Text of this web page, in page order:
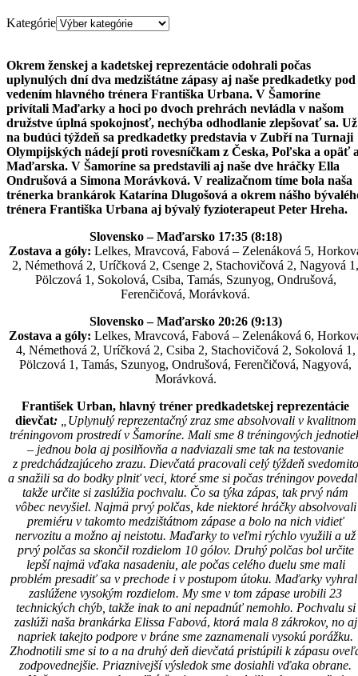
Kategórie
Okrem ženskej a kadetskej reprezentácie odohrali počas
uplynulých dní dva medzištátne zápasy aj naše predkadetky pod
vedením hlavného trénera Františka Urbana. V Šamoríne
privítali Maďarky a hoci po dvoch prehrách nevládla v našom
družstve úplná spokojnosť, nechýba odhodlanie zlepšovať sa. Už
na budúci týždeň sa predkadetky predstavia v Zubří na Turnaji
Olympijských nádejí proti rovesníčkam z Česka, Poľska a opäť
Maďarska. V Šamoríne sa predstavili aj naše dve hráčky Ella
Ondrušová a Simona Morávková. V realizačnom tíme bola naša
trénerka brankárok Katarína Dlugošová a okrem nášho
trénera Františka Urbana aj bývalý fyzioterapeut Peter Hreha.
Slovensko – Maďarsko 17:35 (8:18)
Zostava a góly: Lelkes, Mravcová, Fabová – Zelenáková 5,
2, Némethová 2, Uríčková 2, Csenge 2, Stachovičová 2, Nagyová 1,
Pölczová 1, Sokolová, Csiba, Tamás, Szunyog, Ondrušová,
Ferenčičová, Morávková.
Slovensko – Maďarsko 20:26 (9:13)
Zostava a góly: Lelkes, Mravcová, Fabová – Zelenáková 6,
4, Némethová 2, Uríčková 2, Csiba 2, Stachovičová 2, Sokolová 1,
Pölczová 1, Tamás, Szunyog, Ondrušová, Ferenčičová, Nagyová,
Morávková.
František Urban, hlavný tréner predkadetskej reprezentácie
dievčat:„Uplynulý reprezentačný zraz sme absolvovali v kvalitnom
tréningovom prostredí v Šamoríne. Mali sme 8 tréningových
– jednou bola aj posilňovňa a nadviazali sme tak na testovanie
z predchádzajúceho zrazu. Dievčatá pracovali celý týždeň svedomito
a snažili sa do bodky plniť veci, ktoré sme si počas tréningov
takže určite si zaslúžia pochvalu. Čo sa týka zápas, tak prvý nám
vôbec nevyšiel. Najmä prvý polčas, kde niektoré hráčky absolvovali
premiéru v takomto medzištátnom zápase a bolo na nich vidieť
nervozitu a možno aj neistotu. Maďarky to veľmi rýchlo využili a už
prvý polčas sa skončil rozdielom 10 gólov. Druhý polčas bol určite
lepší najmä vďaka nasadeniu, ale počas celého duelu sme mali
problém presadiť sa v prechode i v postupom útoku. Maďarky
zaslúžene vysokým rozdielom. My sme v tom zápase urobili 23
technických chýb, takže inak to ani nepadnúť nemohlo. Pochvalu si
zaslúži naša brankárka Elissa Fabová, ktorá mala 8 zákrokov, no aj
napriek takejto podpore v bráne sme zaznamenali vysokú porážku.
Zhodnotili sme si to a na druhý deň dievčatá pristúpili k zápasu
zodpovednejšie. Priaznivejší výsledok sme dosiahli vďaka obrane.